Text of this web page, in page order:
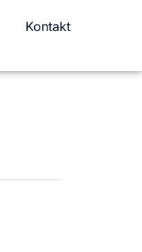
Kontakt